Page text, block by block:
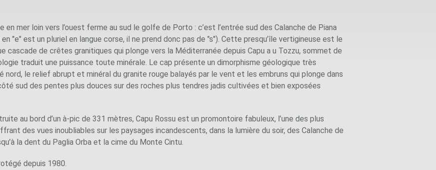
en mer loin vers l’ouest ferme au sud le golfe de Porto : c’est l’entrée sud des Calanche de Piana
"e" est un pluriel en langue corse, il ne prend donc pas de "s"). Cette presqu’île vertigineuse est le
cascade de crêtes granitiques qui plonge vers la Méditerranée depuis Capu a u Tozzu, sommet de
traduit une puissance toute minérale. Le cap présente un dimorphisme géologique très
le relief abrupt et minéral du granite rouge balayés par le vent et les embruns qui plonge dans
sud des pentes plus douces sur des roches plus tendres jadis cultivées et bien exposées
au bord d’un à-pic de 331 mètres, Capu Rossu est un promontoire fabuleux, l’une des plus
des vues inoubliables sur les paysages incandescents, dans la lumière du soir, des Calanche de
la dent du Paglia Orba et la cime du Monte Cintu.
depuis 1980.